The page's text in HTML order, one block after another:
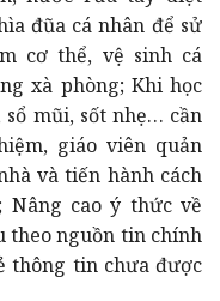
đũa cá nhân để sử
cơ thể, vệ sinh cá
xà phòng; Khi học
sổ mũi, sốt nhẹ… cần
giáo viên quản
và tiến hành cách
Nâng cao ý thức về
theo nguồn tin chính
thông tin chưa được